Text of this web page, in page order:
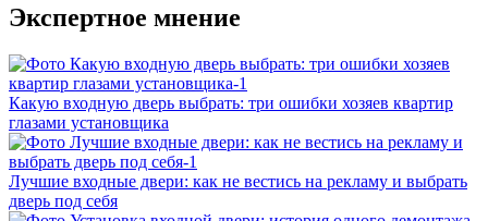
Экспертное мнение
Какую входную дверь выбрать: три ошибки хозяев квартир
глазами установщика
Лучшие входные двери: как не вестись на рекламу и выбрать
дверь под себя